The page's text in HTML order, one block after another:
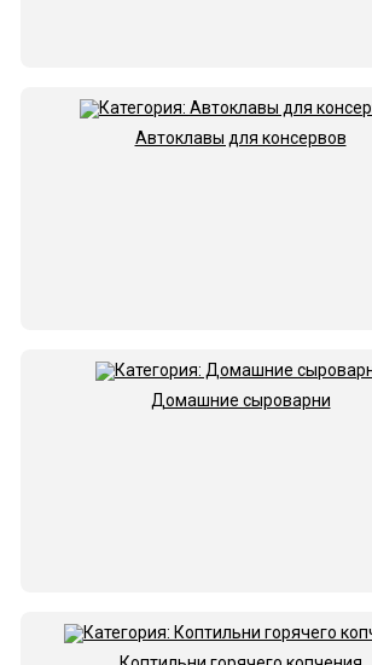
Автоклавы для консервов
Домашние сыроварни